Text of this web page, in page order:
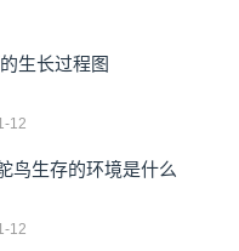
生长过程图
12
鸟生存的环境是什么
12